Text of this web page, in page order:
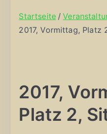
Startseite
2017, Vormittag, Platz
2017,
Platz 2,